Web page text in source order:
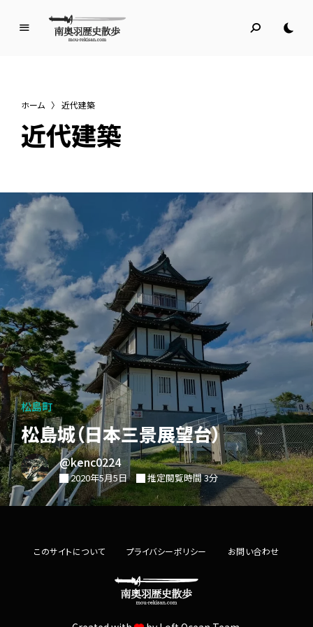
歴
史
散
歩
ホーム 〉 近代建築
近代建築
松島町
松島城（日本三景展望台）
@kenc0224
2020年5月5日 推定閲覧時間 3分
このサイトについて プライバシーポリシー お問い合わせ